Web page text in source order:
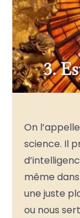
On
science. Il
même
une juste
ou nous